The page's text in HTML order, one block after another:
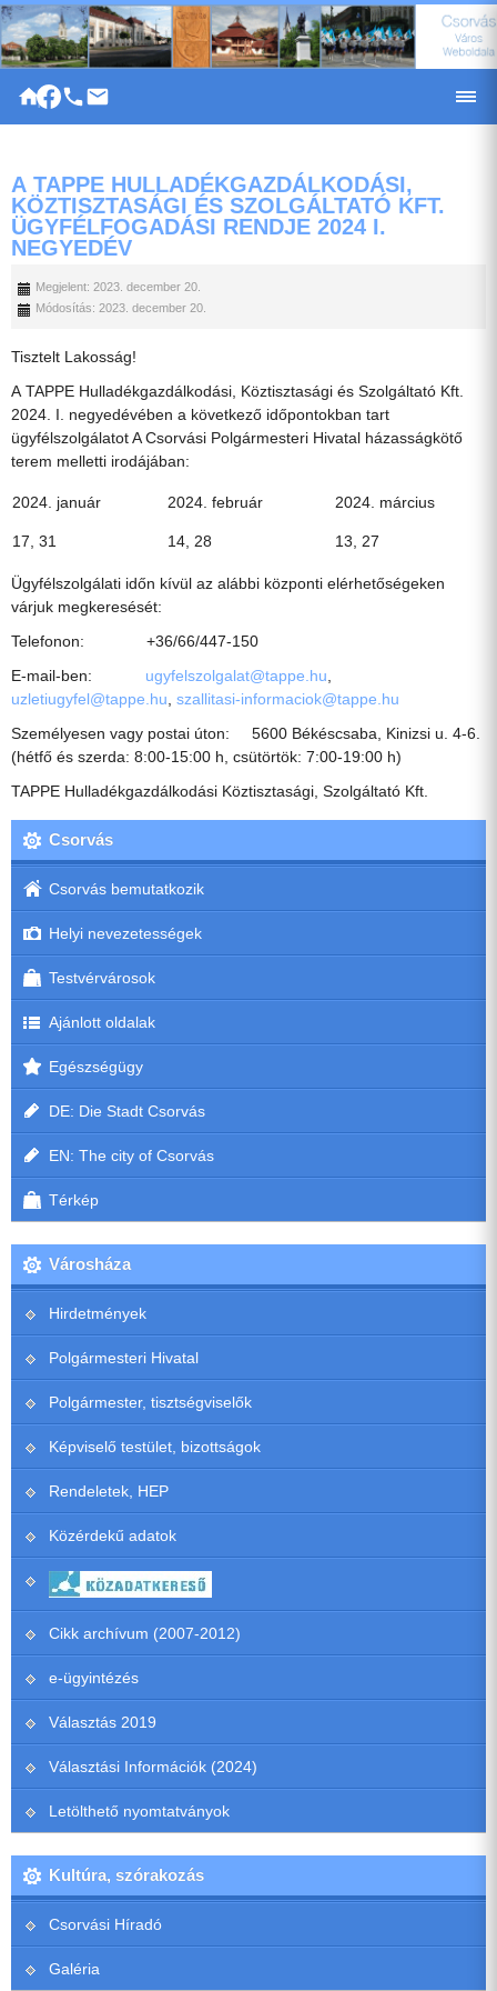
|
A TAPPE HULLADÉKGAZDÁLKODÁSI,
KÖZTISZTASÁGI ÉS SZOLGÁLTATÓ KFT.
ÜGYFÉLFOGADÁSI RENDJE 2024 I.
NEGYEDÉV
Megjelent: 2023. december 20.
Módosítás: 2023. december 20.
Tisztelt Lakosság!
A TAPPE Hulladékgazdálkodási, Köztisztasági és Szolgáltató Kft.
2024. I. negyedévében a következő időpontokban tart
ügyfélszolgálatot A Csorvási Polgármesteri Hivatal házasságkötő
terem melletti irodájában:
2024. január 2024. február 2024. március
17, 31 14, 28 13, 27
Ügyfélszolgálati időn kívül az alábbi központi elérhetőségeken
várjuk megkeresését:
Telefonon: +36/66/447-150
E-mail-ben: ugyfelszolgalat@tappe.hu,
uzletiugyfel@tappe.hu, szallitasi-informaciok@tappe.hu
Személyesen vagy postai úton: 5600 Békéscsaba, Kinizsi u. 4-6.
(hétfő és szerda: 8:00-15:00 h, csütörtök: 7:00-19:00 h)
TAPPE Hulladékgazdálkodási Köztisztasági, Szolgáltató Kft.
Csorvás
Csorvás bemutatkozik
Helyi nevezetességek
Testvérvárosok
Ajánlott oldalak
Egészségügy
DE: Die Stadt Csorvás
EN: The city of Csorvás
Térkép
Városháza
Hirdetmények
Polgármesteri Hivatal
Polgármester, tisztségviselők
Képviselő testület, bizottságok
Rendeletek, HEP
Közérdekű adatok
Cikk archívum (2007-2012)
e-ügyintézés
Választás 2019
Választási Információk (2024)
Letölthető nyomtatványok
Kultúra, szórakozás
Csorvási Híradó
Galéria